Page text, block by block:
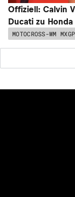
Offiziell: Calvin
Ducati zu Honda
MOTOCROSS-WM MXGP